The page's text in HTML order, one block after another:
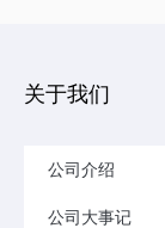
关于我们
公司介绍
公司大事记